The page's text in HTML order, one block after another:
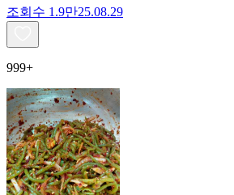
조회수 1.9만25.08.29
999+